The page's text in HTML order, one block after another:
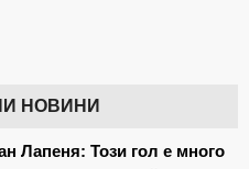
НОВИНИ
Лапеня: Този гол е много